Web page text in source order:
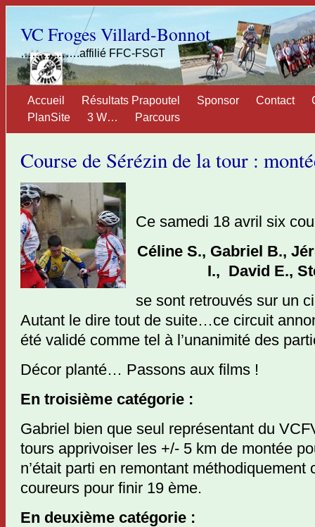
VC Froges Villard-Bonnot
…………….affilié FFC-FSGT
Accueil Résultats Prapoutel Sponsor Contact
PlanSite
3 W… Parcours
Course de Sérézin de la tour :
Ce samedi 18 avril six
Céline S., Gabriel B.,
I., David E.,
se sont retrouvés sur un
Autant le dire tout de suite…ce circuit
été validé comme tel à l’unanimité des
Décor planté… Passons aux films !
En troisième catégorie :
Gabriel bien que seul représentant du
tours apprivoiser les +/- 5 km de montée
n’était parti en remontant méthodiquement
coureurs pour finir 19 ème.
En deuxième catégorie :